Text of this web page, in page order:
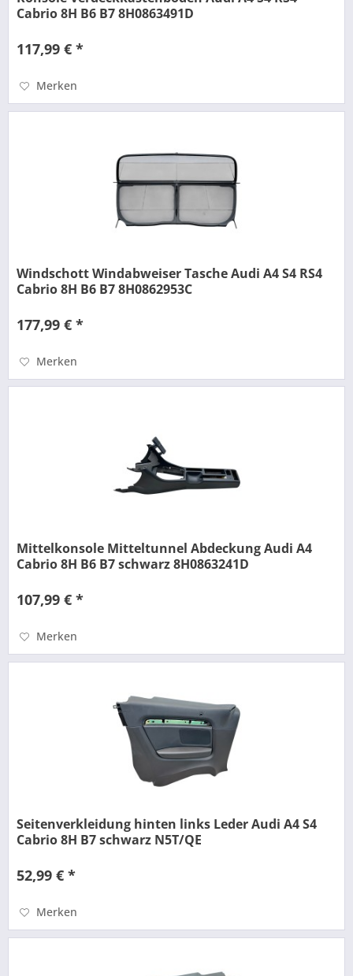
Cabrio 8H B6 B7 8H0863491D
117,99 € *
Merken
Windschott Windabweiser Tasche Audi A4 S4 RS4
Cabrio 8H B6 B7 8H0862953C
177,99 € *
Merken
Mittelkonsole Mitteltunnel Abdeckung Audi A4
Cabrio 8H B6 B7 schwarz 8H0863241D
107,99 € *
Merken
Seitenverkleidung hinten links Leder Audi A4 S4
Cabrio 8H B7 schwarz N5T/QE
52,99 € *
Merken